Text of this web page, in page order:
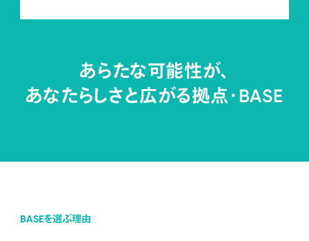
あらたな可能性が、
あなたらしさと広がる拠点・BASE
BASEを選ぶ理由